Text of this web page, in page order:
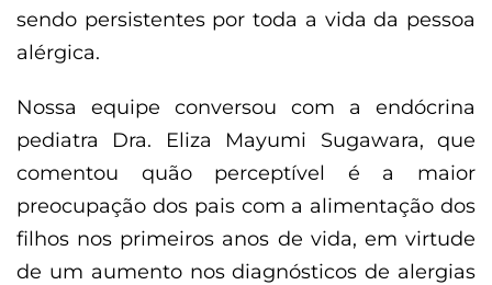
sendo persistentes por toda a vida da pessoa
alérgica.
Nossa equipe conversou com a endócrina
pediatra Dra. Eliza Mayumi Sugawara, que
comentou quão perceptível é a maior
preocupação dos pais com a alimentação dos
filhos nos primeiros anos de vida, em virtude
de um aumento nos diagnósticos de alergias